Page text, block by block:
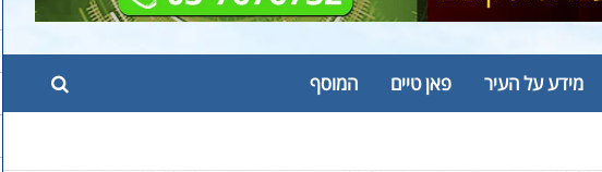
מידע על העיר פאן טיים המוסף